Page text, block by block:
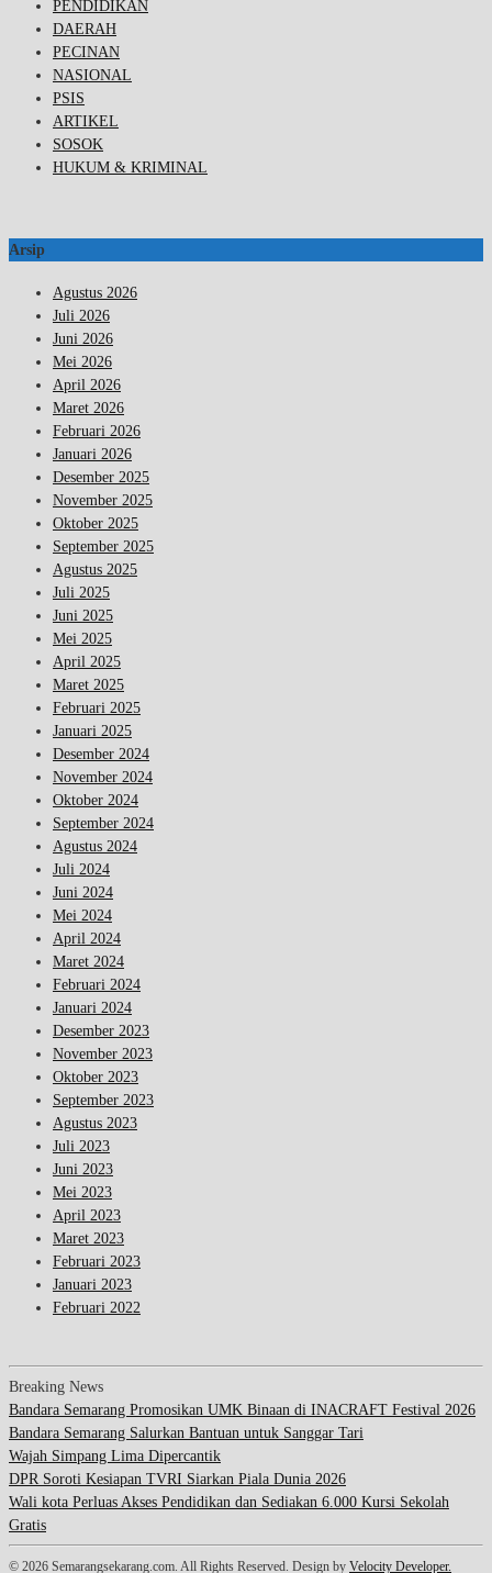
PENDIDIKAN
DAERAH
PECINAN
NASIONAL
PSIS
ARTIKEL
SOSOK
HUKUM & KRIMINAL
Arsip
Agustus 2026
Juli 2026
Juni 2026
Mei 2026
April 2026
Maret 2026
Februari 2026
Januari 2026
Desember 2025
November 2025
Oktober 2025
September 2025
Agustus 2025
Juli 2025
Juni 2025
Mei 2025
April 2025
Maret 2025
Februari 2025
Januari 2025
Desember 2024
November 2024
Oktober 2024
September 2024
Agustus 2024
Juli 2024
Juni 2024
Mei 2024
April 2024
Maret 2024
Februari 2024
Januari 2024
Desember 2023
November 2023
Oktober 2023
September 2023
Agustus 2023
Juli 2023
Juni 2023
Mei 2023
April 2023
Maret 2023
Februari 2023
Januari 2023
Februari 2022
Breaking News
Bandara Semarang Promosikan UMK Binaan di INACRAFT Festival 2026
Bandara Semarang Salurkan Bantuan untuk Sanggar Tari
Wajah Simpang Lima Dipercantik
DPR Soroti Kesiapan TVRI Siarkan Piala Dunia 2026
Wali kota Perluas Akses Pendidikan dan Sediakan 6.000 Kursi Sekolah
Gratis
© 2026 Semarangsekarang.com. All Rights Reserved. Design by Velocity Developer.